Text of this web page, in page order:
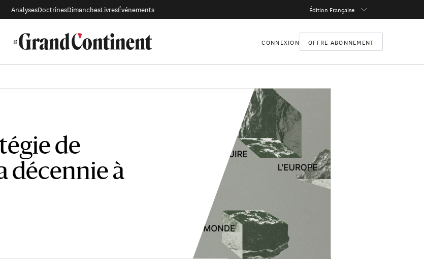
AnalysesDoctrinesDimanchesLivresÉvénements Édition Française
CONNEXION OFFRE ABONNEMENT
de
décennie à